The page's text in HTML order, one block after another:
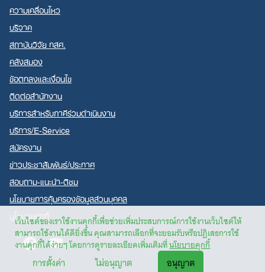
เว็บไซต์ของเราใช้งานคุกกี้เพื่อช่วยเพิ่มประสบการณ์การใช้งานเว็บไซต์ให้
สามารถใช้งานได้ดียิ่งขึ้น คุณสามารถเลือกที่จะยอมรับหรือปฏิเสธการใช้
งานคุกกี้ได้ง่ายๆ โดยการดูรายละเอียดเพิ่มเติมที่นโยบายคุกกี้
การตั้งค่า ไม่อนุญาต อนุญาต
ความเคลื่อนไหว
บริจาค
สถาบันวิจัย กสศ.
คลังสมอง
ข้อตกลงและเงื่อนไข
ติดต่อสำนักงาน
บริการสำหรับภาคีร่วมดำเนินงาน
บริการ/E-Service
สมัครงาน
ข่าวประชาสัมพันธ์/ประกาศ
สอบถาม-แนะนำ-ติชม
นโยบายการคุ้มครองข้อมูลส่วนบุคคล
นโยบายคุกกี้
FacebookYoutube